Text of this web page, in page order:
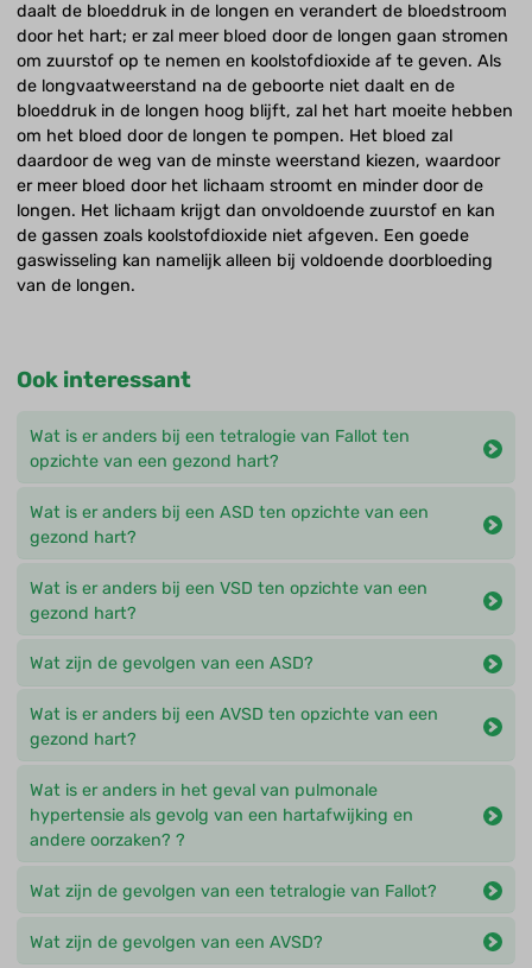
daalt de bloeddruk in de longen en verandert de bloedstroom
door het hart; er zal meer bloed door de longen gaan stromen
om zuurstof op te nemen en koolstofdioxide af te geven. Als
de longvaatweerstand na de geboorte niet daalt en de
bloeddruk in de longen hoog blijft, zal het hart moeite hebben
om het bloed door de longen te pompen. Het bloed zal
daardoor de weg van de minste weerstand kiezen, waardoor
er meer bloed door het lichaam stroomt en minder door de
longen. Het lichaam krijgt dan onvoldoende zuurstof en kan
de gassen zoals koolstofdioxide niet afgeven. Een goede
gaswisseling kan namelijk alleen bij voldoende doorbloeding
van de longen.
Ook interessant
Wat is er anders bij een tetralogie van Fallot ten
opzichte van een gezond hart?
Wat is er anders bij een ASD ten opzichte van een
gezond hart?
Wat is er anders bij een VSD ten opzichte van een
gezond hart?
Wat zijn de gevolgen van een ASD?
Wat is er anders bij een AVSD ten opzichte van een
gezond hart?
Wat is er anders in het geval van pulmonale
hypertensie als gevolg van een hartafwijking en
andere oorzaken? ?
Wat zijn de gevolgen van een tetralogie van Fallot?
Wat zijn de gevolgen van een AVSD?